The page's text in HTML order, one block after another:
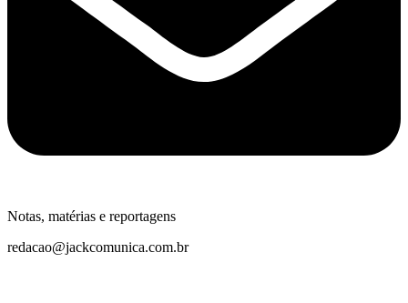
Notas, matérias e reportagens
redacao@jackcomunica.com.br